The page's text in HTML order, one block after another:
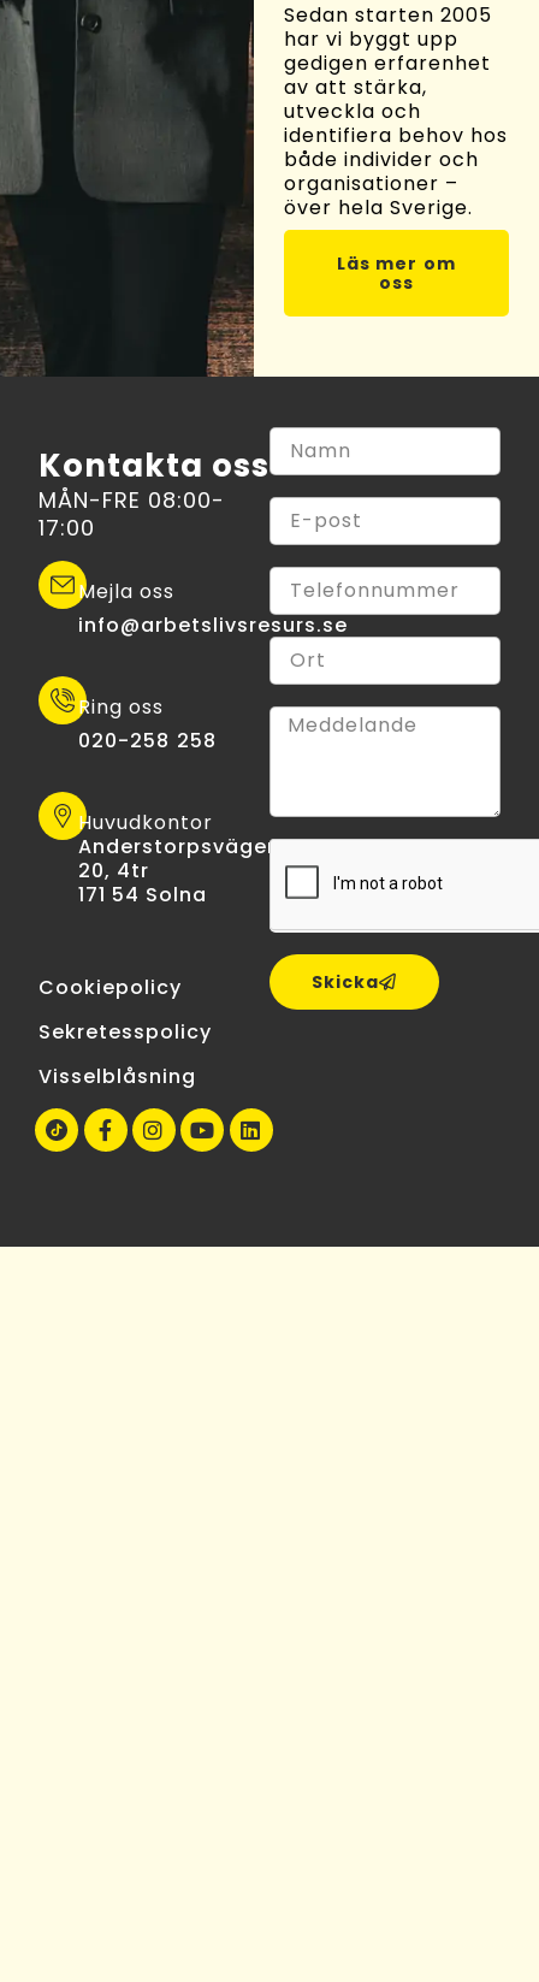
Sedan starten 2005
har vi byggt upp
gedigen erfarenhet
av att stärka,
utveckla och
identifiera behov hos
både individer och
organisationer –
över hela Sverige.
Läs mer om
oss
Kontakta oss
MÅN-FRE 08:00-
17:00
Mejla oss
info@arbetslivsresurs.se​
Ring oss
020-258 258
Huvudkontor
Anderstorpsvägen
20, 4tr
171 54 Solna
Cookiepolicy
Sekretesspolicy
Visselblåsning
Skicka